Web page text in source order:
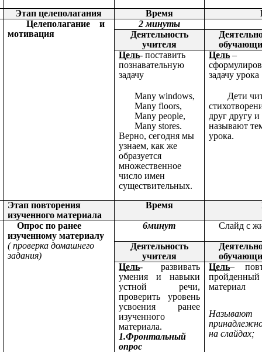
Этап целеполагания Время
Целеполагание и
мотивация
2 минуты
Деятельность
учителя
Цель- поставить
познавательную
задачу
Many windows,
Many floors,
Many people,
Many stores.
Верно, сегодня мы
узнаем, как же
образуется
множественное
число имен
существительных.
Цель –
задачу урока
Дети
друг другу и
называют
урока.
Этап повторения
изученного материала
Время
Опрос по ранее
изученному материалу
( проверка домашнего
задания)
6минут Слайд с
Деятельность
учителя
Цель- развивать
умения и навыки
устной речи,
проверить уровень
усвоения ранее
изученного
материала.
1.Фронтальный
опрос
Цель–
пройденный
материал
Называют
на слайдах;